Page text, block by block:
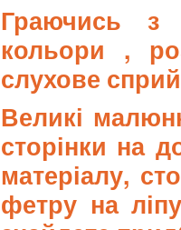
Граючись з
кольори ,
слухове
Великі
сторінки на
матеріалу,
фетру на